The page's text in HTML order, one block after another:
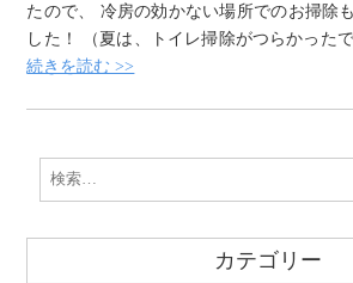
たので、 冷房の効かない場所でのお掃除
した！ （夏は、トイレ掃除がつらかった
続きを読む >>
検
索:
カテゴリー